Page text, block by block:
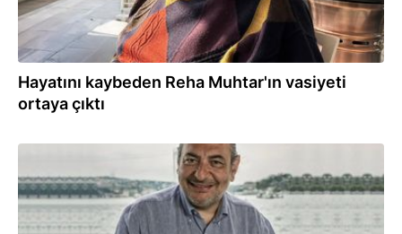
Hayatını kaybeden Reha Muhtar'ın vasiyeti
ortaya çıktı